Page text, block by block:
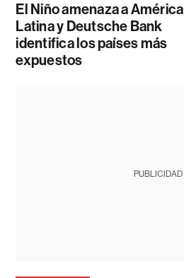
El Niño amenaza a América
Latina y Deutsche Bank
identifica los países más
expuestos
PUBLICIDAD